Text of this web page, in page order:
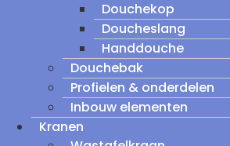
Douchekop
Doucheslang
Handdouche
Douchebak
Profielen & onderdelen
Inbouw elementen
Kranen